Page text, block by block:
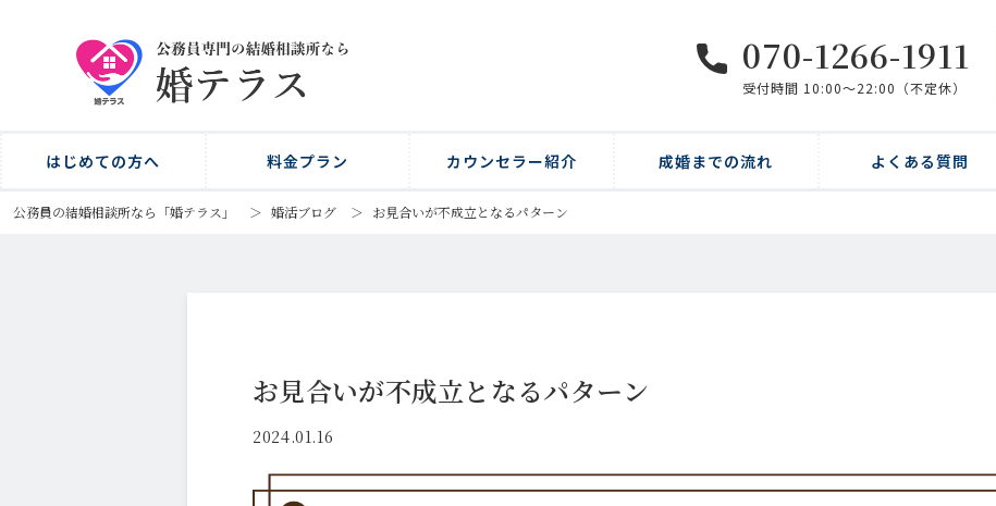
070-1266-1911
受付時間 10:00〜22:00（不定休）
はじめての方へ 料金プラン カウンセラー紹介 成婚までの流れ よくある質問
公務員の結婚相談所なら「婚テラス」 ＞ 婚活ブログ ＞ お見合いが不成立となるパターン
お見合いが不成立となるパターン
2024.01.16